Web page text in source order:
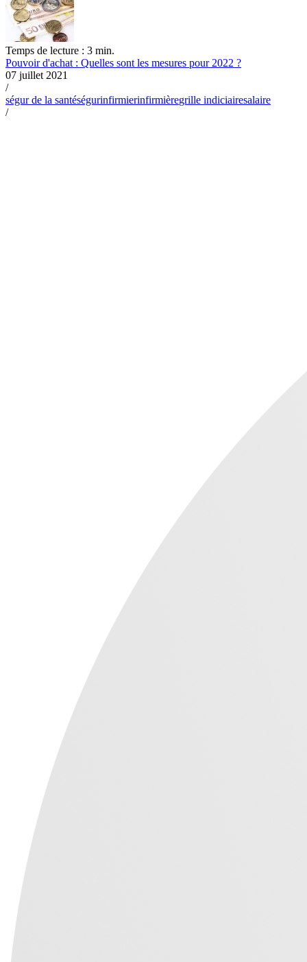
Temps de lecture : 3 min.
Pouvoir d'achat : Quelles sont les mesures pour 2022 ?
07 juillet 2021
/
ségur de la santéségurinfirmierinfirmièregrille indiciairesalaire
/